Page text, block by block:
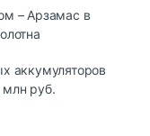
– Арзамас в
аккумуляторов
млн руб.